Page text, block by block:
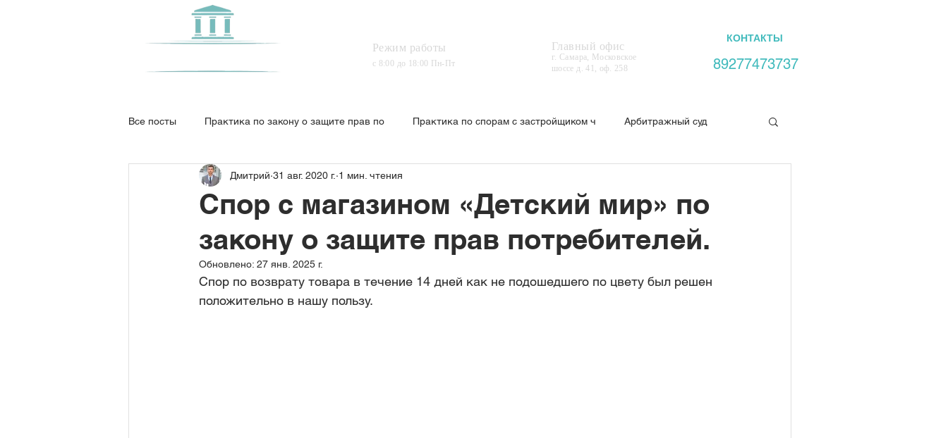
Режим работы
с 8:00 до 18:00 Пн-Пт
Главный офис
г. Самара, Московское
шоссе д. 41, оф. 258
КОНТАКТЫ
89277473737
Все посты Практика по закону о защите прав по Практика по спорам с застройщиком ч Арбитражный суд
Суды общей юрисдикции Отмена судебного приказа
Возврат автомобиля Моральный вред Пенсия Дети сироты Маркетплейсы
Спор с магазином «Детский мир» по
закону о защите прав потребителей.
Дмитрий 31 авг. 2020 г. 1 мин. чтения
Обновлено: 27 янв. 2025 г.
Спор по возврату товара в течение 14 дней как не подошедшего по цвету был решен
положительно в нашу пользу.